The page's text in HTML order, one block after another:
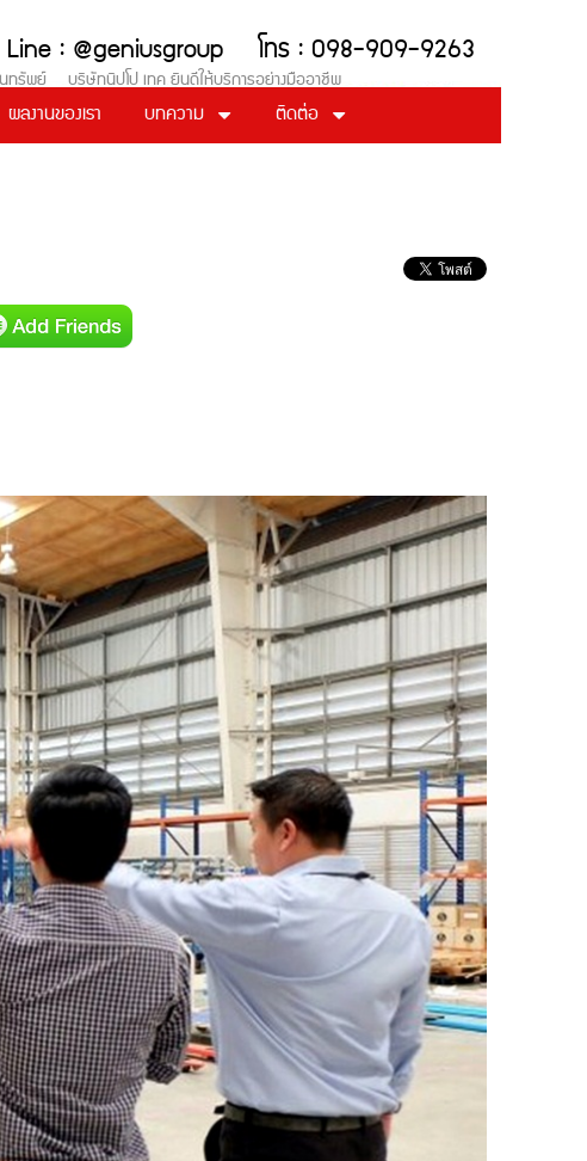
ด Line : @geniusgroup โทร : 098-909-9263
สินทรัพย์ บริษัทนิปโป เทค ยินดีให้บริการอย่างมืออาชีพ
ผลงานของเรา บทความ ติดต่อ